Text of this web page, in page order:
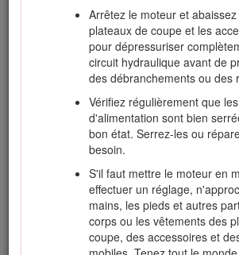
Arrêtez le moteur et
plateaux de coupe et les
pour dépressuriser
circuit hydraulique avant de
des débranchements ou des
Vérifiez régulièrement que
d'alimentation sont bien
bon état. Serrez-les ou
besoin.
S'il faut mettre le moteur en
effectuer un réglage,
mains, les pieds et autres
corps ou les vêtements des
coupe, des accessoires et
Les gaz d'échappement contiennent
de carbone, un gaz inodore mortel.
Ne faites pas tourner le moteur dans
Apprenez à arrêter le moteur
N'utilisez pas la machine chaussé
Le port de chaussures de
pantalon est recommandé et
certaines ordonnances et
d'assurances locales.